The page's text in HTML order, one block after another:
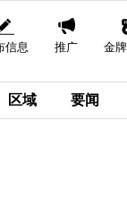
信息 推广 金
区域 要闻